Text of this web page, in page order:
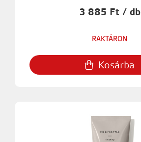
3 885 Ft / db
RAKTÁRON
Kosárba